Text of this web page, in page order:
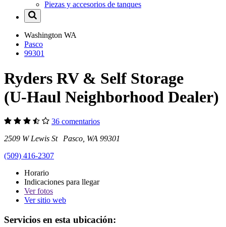
Piezas y accesorios de tanques
Washington WA
Pasco
99301
Ryders RV & Self Storage
(U-Haul Neighborhood Dealer)
36 comentarios
2509 W Lewis St Pasco, WA 99301
(509) 416-2307
Horario
Indicaciones para llegar
Verfotos
Ver sitio web
Servicios en esta ubicación: